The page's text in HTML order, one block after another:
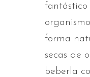
forma
secas de
beberla